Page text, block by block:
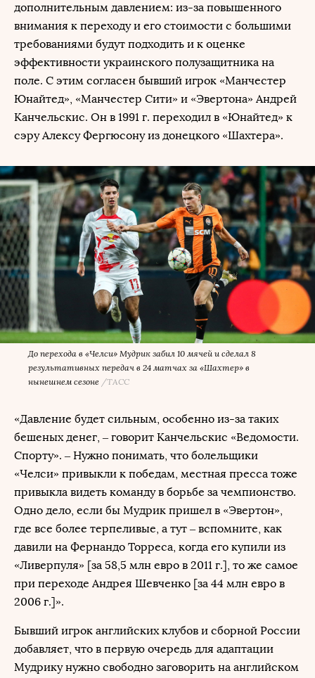
дополнительным давлением: из-за повышенного
внимания к переходу и его стоимости с большими
требованиями будут подходить и к оценке
эффективности украинского полузащитника на
поле. С этим согласен бывший игрок «Манчестер
Юнайтед», «Манчестер Сити» и «Эвертона» Андрей
Канчельскис. Он в 1991 г. переходил в «Юнайтед» к
сэру Алексу Фергюсону из донецкого «Шахтера».
До перехода в «Челси» Мудрик забил 10 мячей и сделал 8
результативных передач в 24 матчах за «Шахтер» в
нынешнем сезоне /ТАСС
«Давление будет сильным, особенно из-за таких
бешеных денег, – говорит Канчельскис «Ведомости.
Спорту». – Нужно понимать, что болельщики
«Челси» привыкли к победам, местная пресса тоже
привыкла видеть команду в борьбе за чемпионство.
Одно дело, если бы Мудрик пришел в «Эвертон»,
где все более терпеливые, а тут – вспомните, как
давили на Фернандо Торреса, когда его купили из
«Ливерпуля» [за 58,5 млн евро в 2011 г.], то же самое
при переходе Андрея Шевченко [за 44 млн евро в
2006 г.]».
Бывший игрок английских клубов и сборной России
добавляет, что в первую очередь для адаптации
Мудрику нужно свободно заговорить на английском